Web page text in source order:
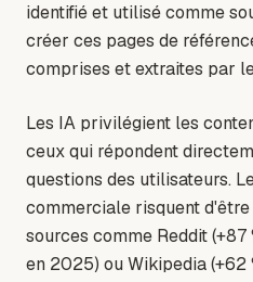
identifié et utilisé comme
créer ces pages de
comprises et extraites par
Les IA privilégient les
ceux qui répondent
questions des utilisateurs.
commerciale risquent
sources comme Reddit
en 2025) ou Wikipedia (+62